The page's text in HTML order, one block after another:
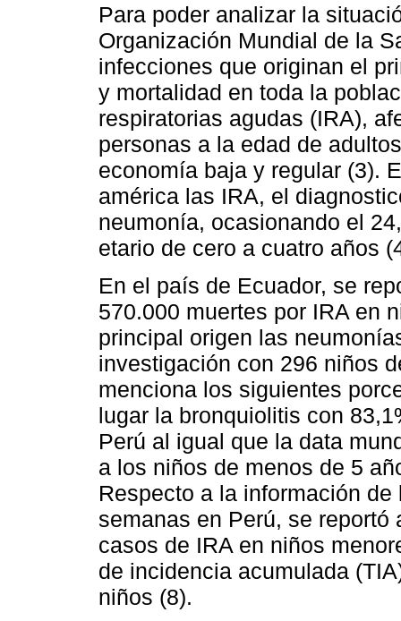
Para poder analizar la
Organización Mundial de la
infecciones que originan el
y mortalidad en toda la
respiratorias agudas (IRA),
personas a la edad de
economía baja y regular (3).
américa las IRA, el
neumonía, ocasionando el
etario de cero a cuatro años
En el país de Ecuador, se
570.000 muertes por IRA en
principal origen las
investigación con 296 niños
menciona los siguientes
lugar la bronquiolitis con
Perú al igual que la data
a los niños de menos de 5
Respecto a la información
semanas en Perú, se
casos de IRA en niños
de incidencia acumulada
niños (8).